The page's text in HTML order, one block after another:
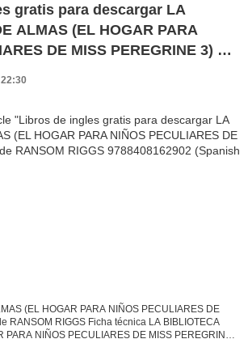
gratis para descargar LA
ALMAS (EL HOGAR PARA
DE MISS PEREGRINE 3) de
(EL HOGAR PARA NIÑOS PECULIARES DE
RANSOM RIGGS Ficha técnica LA BIBLIOTECA
PARA NIÑOS PECULIARES DE MISS PEREGRINE